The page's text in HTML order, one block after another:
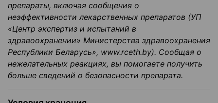
препараты, включая сообщения о
неэффективности лекарственных препаратов (УП
«Центр экспертиз и испытаний в
здравоохранении» Министерства здравоохранения
Республики Беларусь», www.rceth.by). Сообщая о
нежелательных реакциях, вы помогаете получить
больше сведений о безопасности препарата.